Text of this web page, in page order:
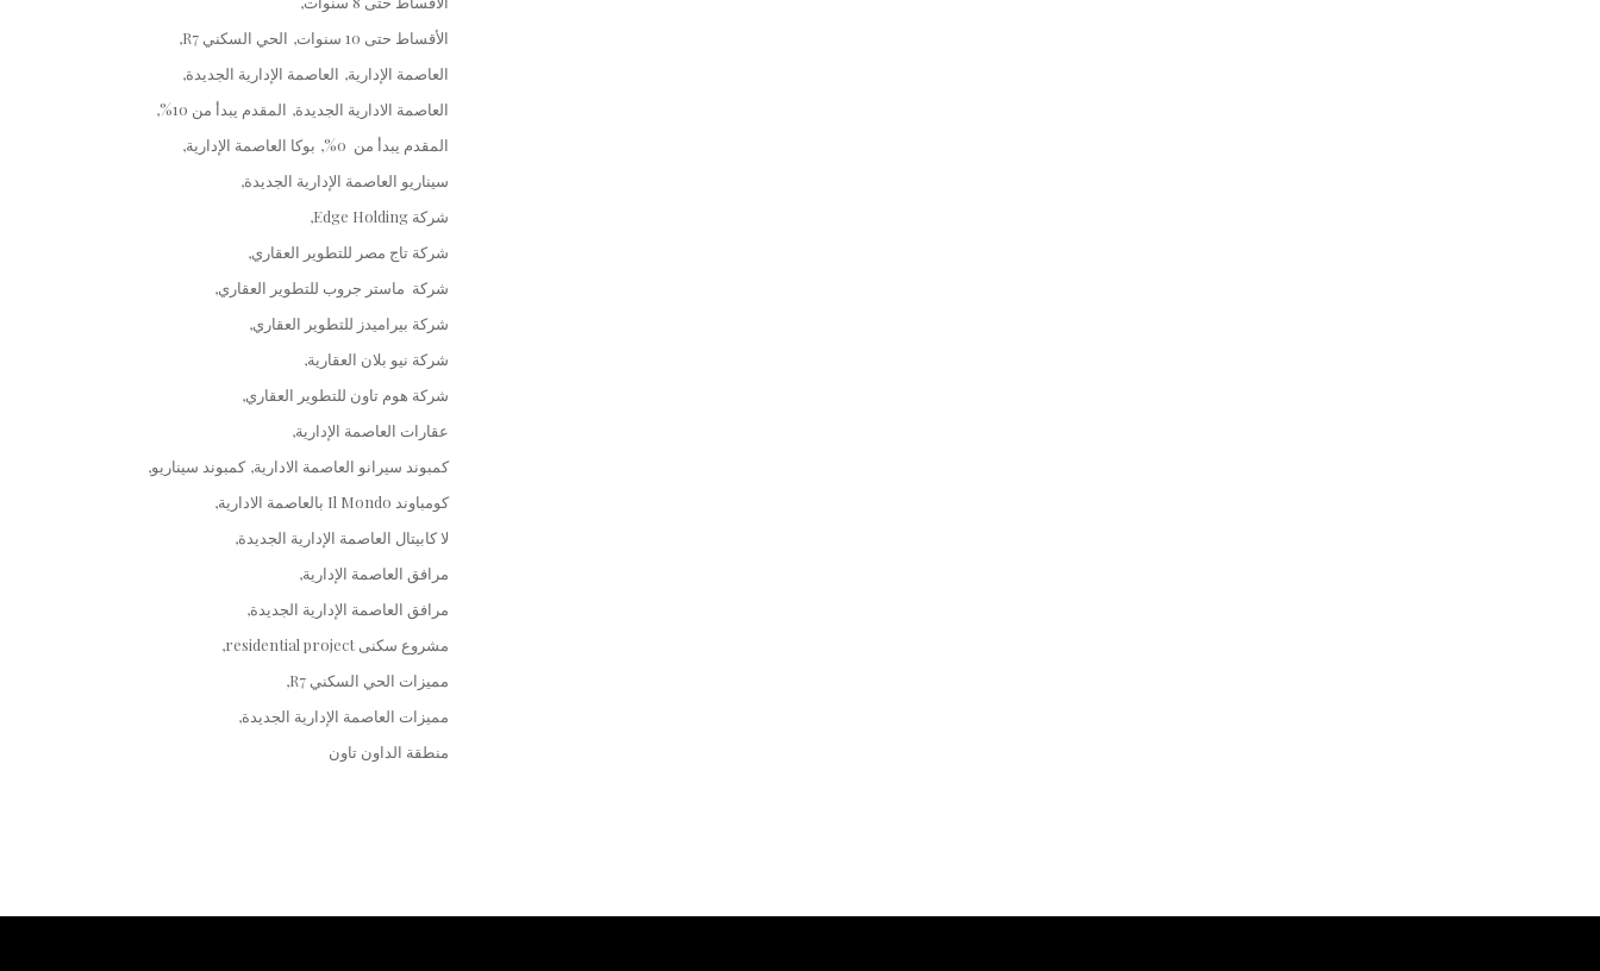
الأقساط حتى 10 سنوات
الحي السكني R7
العاصمة الإدارية العاصمة الإدارية الجديدة
العاصمة الادارية الجديدة المقدم يبدأ من 10%
المقدم يبدأ من 0%
بوكا العاصمة الإدارية
سيناريو العاصمة الإدارية الجديدة
شركة Edge Holding
شركة تاج مصر للتطوير العقاري
شركة ماستر جروب للتطوير العقاري
شركة بيراميدز للتطوير العقاري
شركة نيو بلان العقارية
شركة هوم تاون للتطوير العقاري
عقارات العاصمة الإدارية
كمبوند سيرانو العاصمة الادارية كمبوند سيناريو
كومباوند Il Mondo بالعاصمة الادارية
لا كابيتال العاصمة الإدارية الجديدة
مرافق العاصمة الإدارية
مرافق العاصمة الإدارية الجديدة
مشروع سكنى residential project
مميزات الحي السكني R7
مميزات العاصمة الإدارية الجديدة
منطقة الداون تاون